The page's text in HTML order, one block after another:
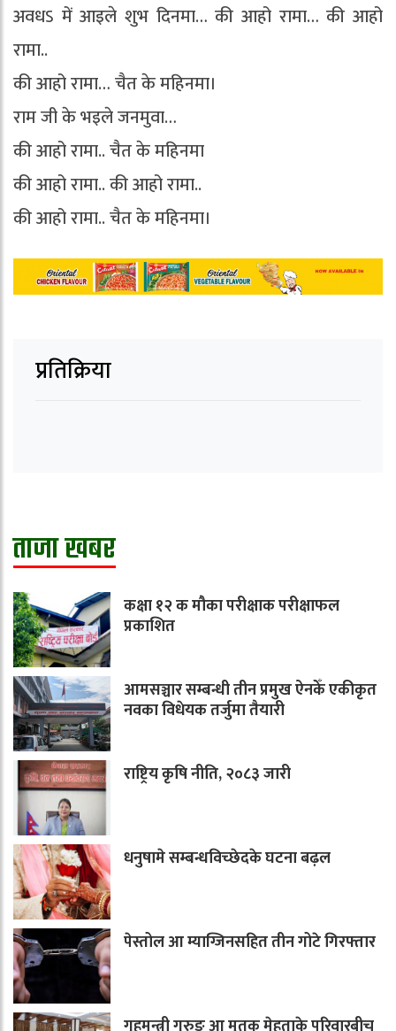
अवधऽ में आइले शुभ दिनमा… की आहो रामा… की आहो
रामा..
की आहो रामा… चैत के महिनमा।
राम जी के भइले जनमुवा…
की आहो रामा.. चैत के महिनमा
की आहो रामा.. की आहो रामा..
की आहो रामा.. चैत के महिनमा।
प्रतिक्रिया
ताजा खबर
कक्षा १२ क मौका परीक्षाक परीक्षाफल
प्रकाशित
आमसञ्चार सम्बन्धी तीन प्रमुख ऐनकेँ एकीकृत
नवका विधेयक तर्जुमा तैयारी
राष्ट्रिय कृषि नीति, २०८३ जारी
धनुषामे सम्बन्धविच्छेदके घटना बढ़ल
पेस्तोल आ म्याग्जिनसहित तीन गोटे गिरफ्तार